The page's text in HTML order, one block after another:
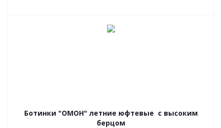
Ботинки "ОМОН" летние юфтевые с высоким
берцом